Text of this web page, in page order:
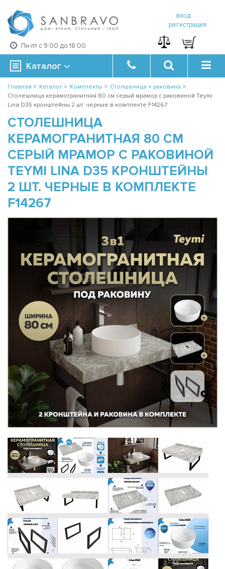
Пн-пт с 9:00 до 18:00
вход
регистрация
Каталог
Главная > Каталог > Комплекты > Столшеница + раковина >
Столешница керамогранитная 80 см серый мрамор с раковиной Teymi
Lina D35 кронштейны 2 шт. черные в комплекте F14267
СТОЛЕШНИЦА
КЕРАМОГРАНИТНАЯ 80 СМ
СЕРЫЙ МРАМОР С РАКОВИНОЙ
TEYMI LINA D35 КРОНШТЕЙНЫ
2 ШТ. ЧЕРНЫЕ В КОМПЛЕКТЕ
F14267